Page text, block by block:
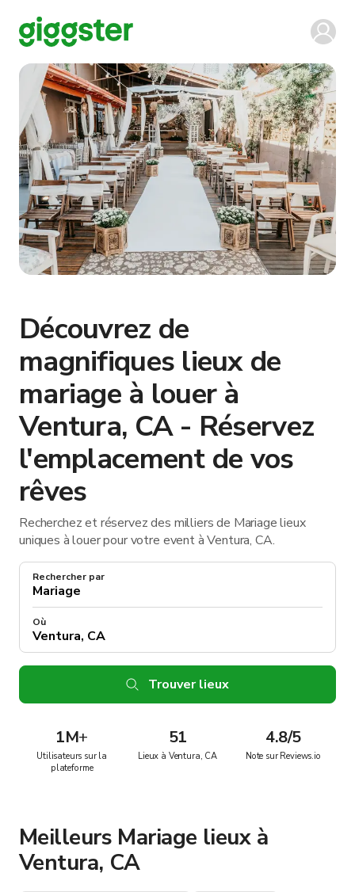
Découvrez de
magnifiques lieux de
mariage à louer à
Ventura, CA - Réservez
l'emplacement de vos
rêves
Recherchez et réservez des milliers de Mariage lieux
uniques à louer pour votre event à Ventura, CA.
Rechercher par
Où
Trouver lieux
1M+
Utilisateurs sur la
plateforme
51
Lieux à Ventura, CA
4.8/5
Note sur Reviews.io
Meilleurs Mariage lieux à
Ventura, CA